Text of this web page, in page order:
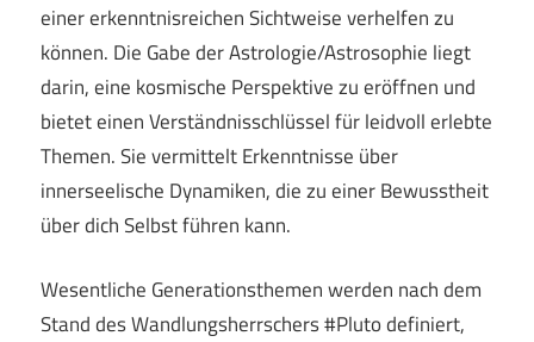
einer erkenntnisreichen Sichtweise verhelfen zu
können. Die Gabe der Astrologie/Astrosophie liegt
darin, eine kosmische Perspektive zu eröffnen und
bietet einen Verständnisschlüssel für leidvoll erlebte
Themen. Sie vermittelt Erkenntnisse über
innerseelische Dynamiken, die zu einer Bewusstheit
über dich Selbst führen kann.
Wesentliche Generationsthemen werden nach dem
Stand des Wandlungsherrschers #Pluto definiert,